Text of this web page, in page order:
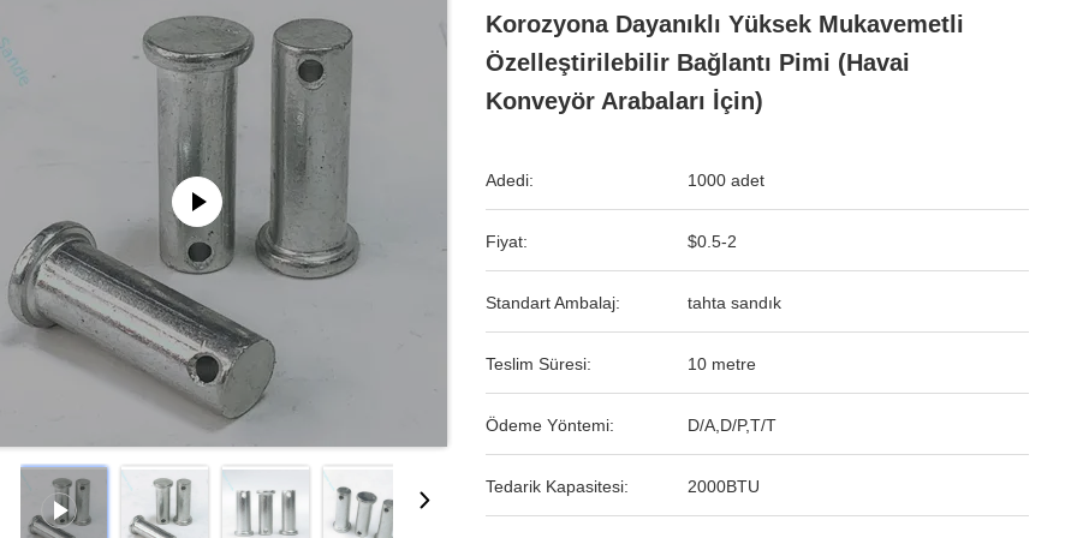
Korozyona Dayanıklı Yüksek Mukavemetli
Özelleştirilebilir Bağlantı Pimi (Havai
Konveyör Arabaları İçin)
Adedi: 1000 adet
Fiyat: $0.5-2
Standart Ambalaj: tahta sandık
Teslim Süresi: 10 metre
Ödeme Yöntemi: D/A,D/P,T/T
Tedarik Kapasitesi: 2000BTU